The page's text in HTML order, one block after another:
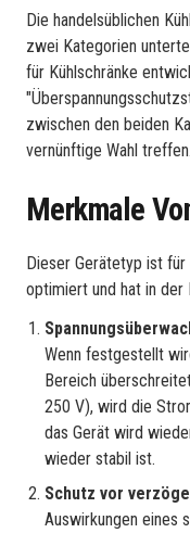
Die handelsüblichen
zwei Kategorien
für Kühlschränke
zwischen den beiden
vernünftige Wahl treffen.
Merkmale
Dieser Gerätetyp ist für
optimiert und hat in der
Wenn festgestellt
Bereich
250 V), wird die
das Gerät wird
wieder stabil ist.
Schutz vor
Auswirkungen eines